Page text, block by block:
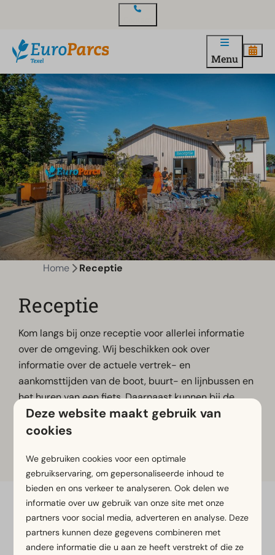
Menu
Home Receptie
Receptie
Kom langs bij onze receptie voor allerlei informatie
over de omgeving. Wij beschikken ook over
informatie over de actuele vertrek- en
aankomsttijden van de boot, buurt- en lijnbussen en
het huren van een fiets. Daarnaast kunnen bij de
receptie kinderbedjes, kinderstoelen, handdoeken
en/of een keukenpakket gehuurd worden.
Bekijk hier de
openingstijden
Veilig betalen
Deze website maakt gebruik van
cookies
We gebruiken cookies voor een optimale
gebruikservaring, om gepersonaliseerde inhoud te
bieden en ons verkeer te analyseren. Ook delen we
informatie over uw gebruik van onze site met onze
partners voor social media, adverteren en analyse. Deze
partners kunnen deze gegevens combineren met
andere informatie die u aan ze heeft verstrekt of die ze